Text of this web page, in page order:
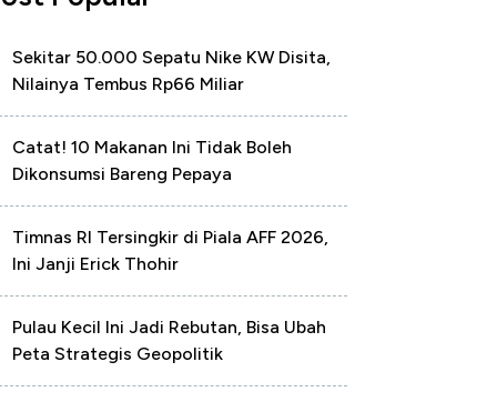
Sekitar 50.000 Sepatu Nike KW Disita,
Nilainya Tembus Rp66 Miliar
Catat! 10 Makanan Ini Tidak Boleh
Dikonsumsi Bareng Pepaya
Timnas RI Tersingkir di Piala AFF 2026,
Ini Janji Erick Thohir
Pulau Kecil Ini Jadi Rebutan, Bisa Ubah
Peta Strategis Geopolitik